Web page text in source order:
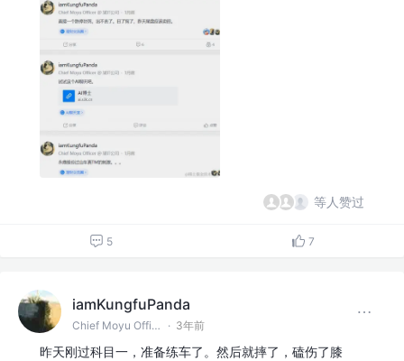
等人赞过
5 7
iamKungfuPanda
Chief Moyu Officer @某IT公司 · 3年前
昨天刚过科目一，准备练车了。然后就摔了，磕伤了膝